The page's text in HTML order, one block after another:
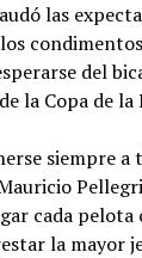
las
del
la Copa de la
siempre
cada pelota
la mayor